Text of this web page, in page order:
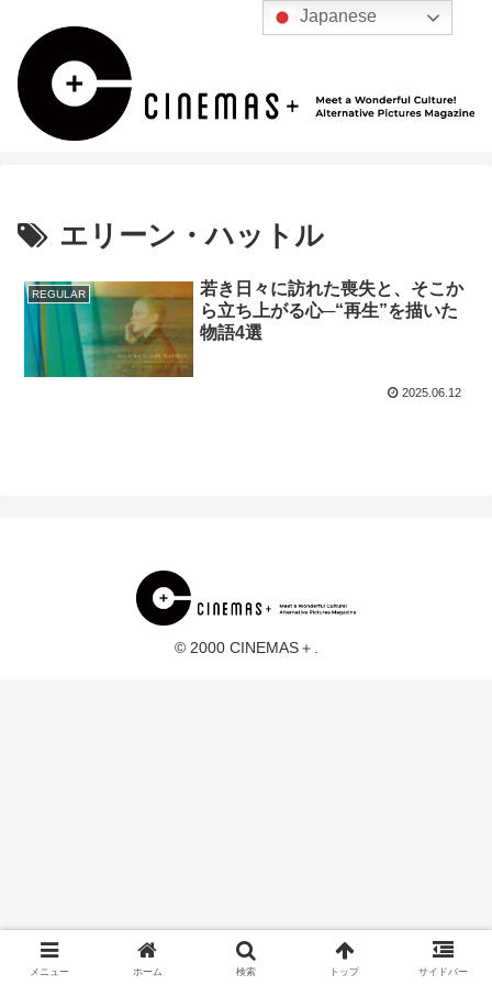
エリーン・ハットル
REGULAR
若き日々に訪れた喪失と、そこか
ら立ち上がる心─“再生”を描いた
物語4選
2025.06.12
© 2000 CINEMAS＋.
メニュー ホーム 検索 トップ サイドバー
Japanese